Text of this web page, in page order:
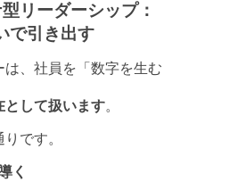
リーダーシップ：
で引き出す
は、社員を「数字を生む
として扱います。
です。
く